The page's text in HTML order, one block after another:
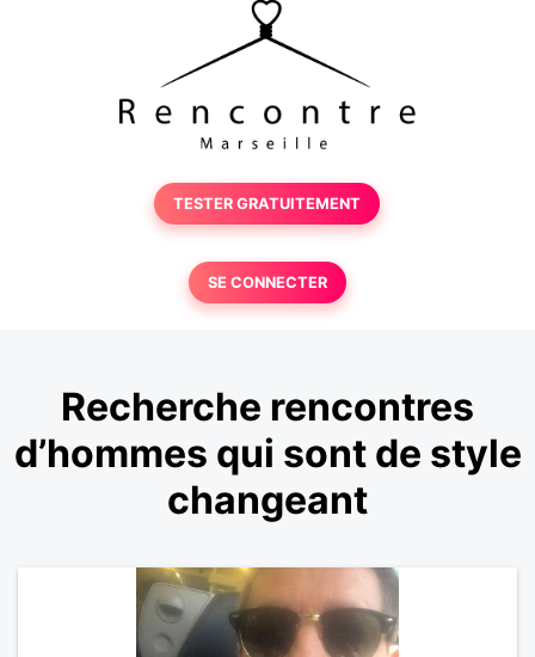
TESTER GRATUITEMENT
SE CONNECTER
Recherche rencontres
d’hommes qui sont de style
changeant